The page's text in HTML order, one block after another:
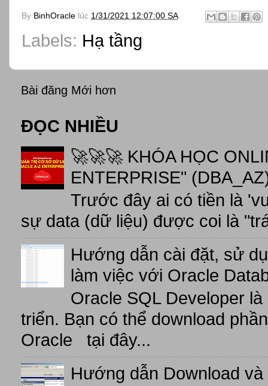
By BinhOracle lúc 1/31/2021 12:07:00 SA
Labels: Hạ tầng
Bài đăng Mới hơn
ĐỌC NHIỀU
🚀🚀🚀 KHÓA HỌC
ENTERPRISE"
Trước đây ai có tiền là
sự data (dữ liệu) được coi là
Hướng dẫn cài đặt, sử
làm việc với Oracle
Oracle SQL Developer
triển. Bạn có thể download
Oracle tại đây...
Hướng dẫn Download